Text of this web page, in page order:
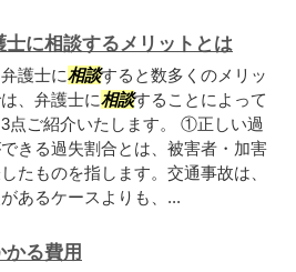
に相談するメリットとは
護士に相談すると数多くのメリッ
、弁護士に相談することによって
点ご紹介いたします。 ①正しい過
きる過失割合とは、被害者・加害
たものを指します。交通事故は、
あるケースよりも、...
る費用